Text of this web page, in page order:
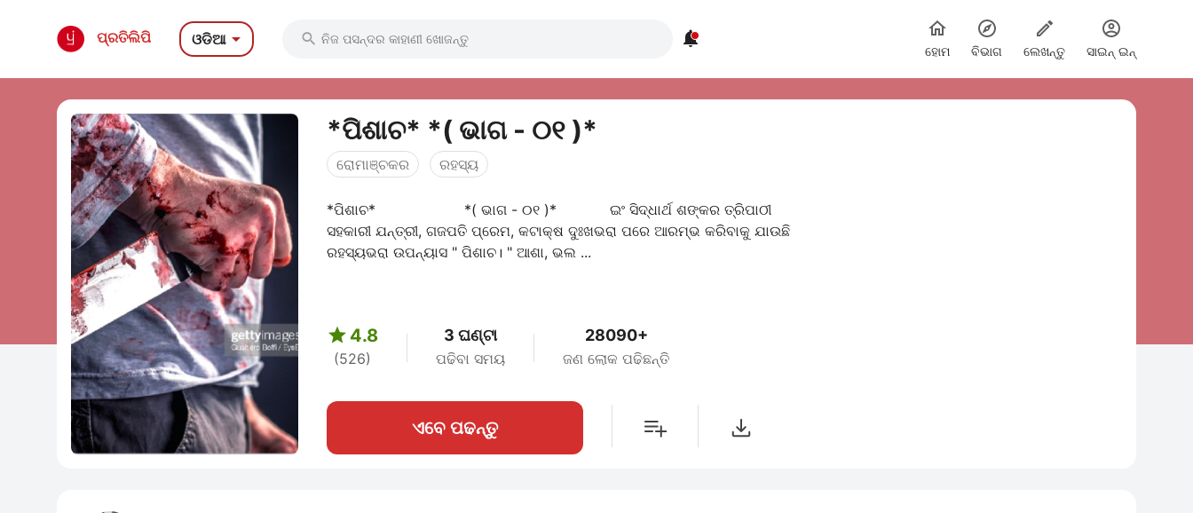
ପ୍ରତିଲିପି ଓଡିଆ  
ହୋମ ବିଭାଗ ଲେଖନ୍ତୁ ସାଇନ୍ ଇନ୍
*ପିଶାଚ* *( ଭାଗ - ୦୧ )*
ରୋମାଞ୍ଚକର ରହସ୍ୟ
*ପିଶାଚ* *( ଭାଗ - ୦୧ )* ଇଂ ସିଦ୍ଧାର୍ଥ ଶଙ୍କର ତ୍ରିପାଠୀ
ସହକାରୀ ଯନ୍ତ୍ରୀ, ଗଜପତି ପ୍ରେମ, କଟାକ୍ଷ ଦୁଃଖଭରା ପରେ ଆରମ୍ଭ କରିବାକୁ ଯାଉଛି
ରହସ୍ୟଭରା ଉପନ୍ୟାସ " ପିଶାଚ। " ଆଶା, ଭଲ ...
 4.8
(526)
3 ଘଣ୍ଟା
ପଢିବା ସମୟ
28090+
ଜଣ ଲୋକ ପଢିଛନ୍ତି
ଏବେ ପଢନ୍ତୁ